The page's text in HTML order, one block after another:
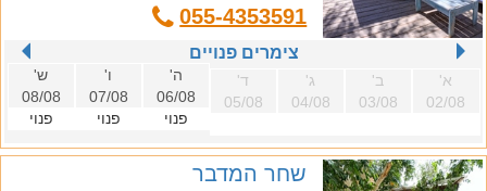
055-4353591
צימרים פנויים
א'
02/08
ב'
03/08
ג'
04/08
ד'
05/08
ה'
06/08
פנוי
ו'
07/08
פנוי
ש'
08/08
פנוי
שחר המדבר